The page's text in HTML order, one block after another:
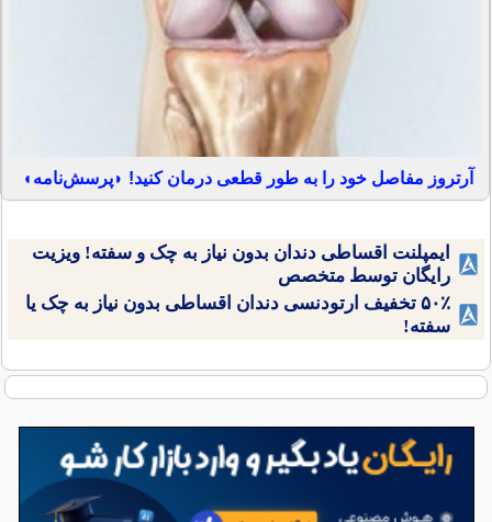
آرتروز مفاصل خود را به طور قطعی درمان کنید! ◗پرسش‌نامه◖
ایمپلنت اقساطی دندان بدون نیاز به چک و سفته! ویزیت
رایگان توسط متخصص
۵۰٪ تخفیف ارتودنسی دندان اقساطی بدون نیاز به چک یا
سفته!